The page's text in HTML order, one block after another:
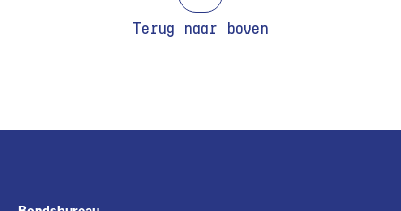
Terug naar boven